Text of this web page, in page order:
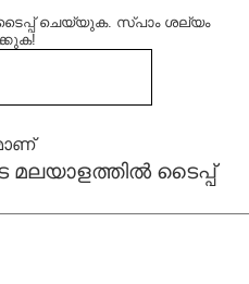
ടൈപ്പ്‌ ചെയ്യുക. സ്പാം ശല്യം
മലയാളത്തില്‍ ടൈപ്പ്